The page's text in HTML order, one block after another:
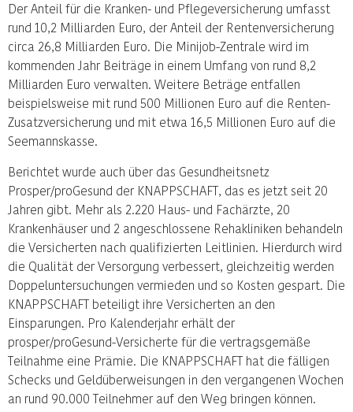
Der Anteil für die Kranken- und Pflegeversicherung umfasst
rund 10,2 Milliarden Euro, der Anteil der Rentenversicherung
circa 26,8 Milliarden Euro. Die Minijob-Zentrale wird im
kommenden Jahr Beiträge in einem Umfang von rund 8,2
Milliarden Euro verwalten. Weitere Beträge entfallen
beispielsweise mit rund 500 Millionen Euro auf die Renten-
Zusatzversicherung und mit etwa 16,5 Millionen Euro auf die
Seemannskasse.
Berichtet wurde auch über das Gesundheitsnetz
Prosper/proGesund der KNAPPSCHAFT, das es jetzt seit 20
Jahren gibt. Mehr als 2.220 Haus- und Fachärzte, 20
Krankenhäuser und 2 angeschlossene Rehakliniken behandeln
die Versicherten nach qualifizierten Leitlinien. Hierdurch wird
die Qualität der Versorgung verbessert, gleichzeitig werden
Doppeluntersuchungen vermieden und so Kosten gespart. Die
KNAPPSCHAFT beteiligt ihre Versicherten an den
Einsparungen. Pro Kalenderjahr erhält der
prosper/proGesund-Versicherte für die vertragsgemäße
Teilnahme eine Prämie. Die KNAPPSCHAFT hat die fälligen
Schecks und Geldüberweisungen in den vergangenen Wochen
an rund 90.000 Teilnehmer auf den Weg bringen können.